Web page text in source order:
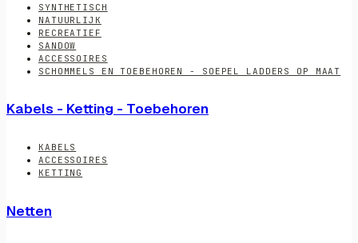
SYNTHETISCH
NATUURLIJK
RECREATIEF
SANDOW
ACCESSOIRES
SCHOMMELS EN TOEBEHOREN - SOEPEL LADDERS OP MAAT
Kabels - Ketting - Toebehoren
KABELS
ACCESSOIRES
KETTING
Netten